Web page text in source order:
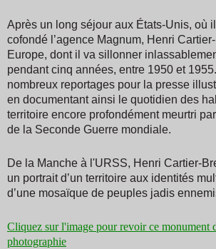
Après un long séjour aux États-Unis, où
cofondé l’agence Magnum, Henri
Europe, dont il va sillonner
pendant cinq années, entre 1950 et
nombreux reportages pour la presse
en documentant ainsi le quotidien des
territoire encore profondément meurtri
de la Seconde Guerre mondiale.
De la Manche à l'URSS, Henri Cartier-
un portrait d’un territoire aux identités
d’une mosaïque de peuples jadis
Cliquez sur l'image pour revoir ce monument
photographie